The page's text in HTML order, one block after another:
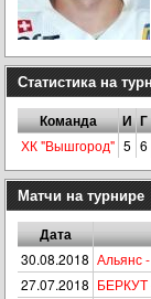
Статистика на
Команда И Г
ХК "Вышгород" 5 6
Матчи на турнире
Дата
30.08.2018 Альянс
27.07.2018 БЕРКУТ